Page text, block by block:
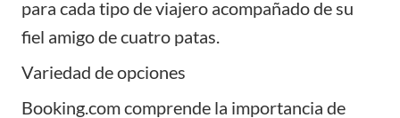
para cada tipo de viajero acompañado de su
fiel amigo de cuatro patas.
Variedad de opciones
Booking.comcomprende la importancia de